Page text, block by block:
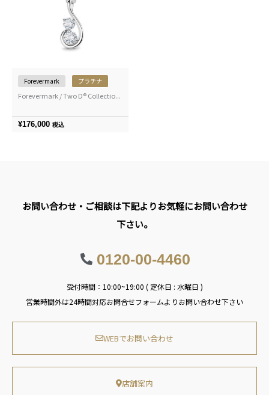
Forevermark プラチナ
Forevermark / Two D® Collectio...
¥176,000 税込
お問い合わせ・ご相談は下記よりお気軽にお問い合わせ
下さい。
0120-00-4460
受付時間：10:00~19:00 ( 定休日 : 水曜日 )
営業時間外は24時間対応お問合せフォームよりお問い合わせ下さい
WEBでお問い合わせ
店舗案内